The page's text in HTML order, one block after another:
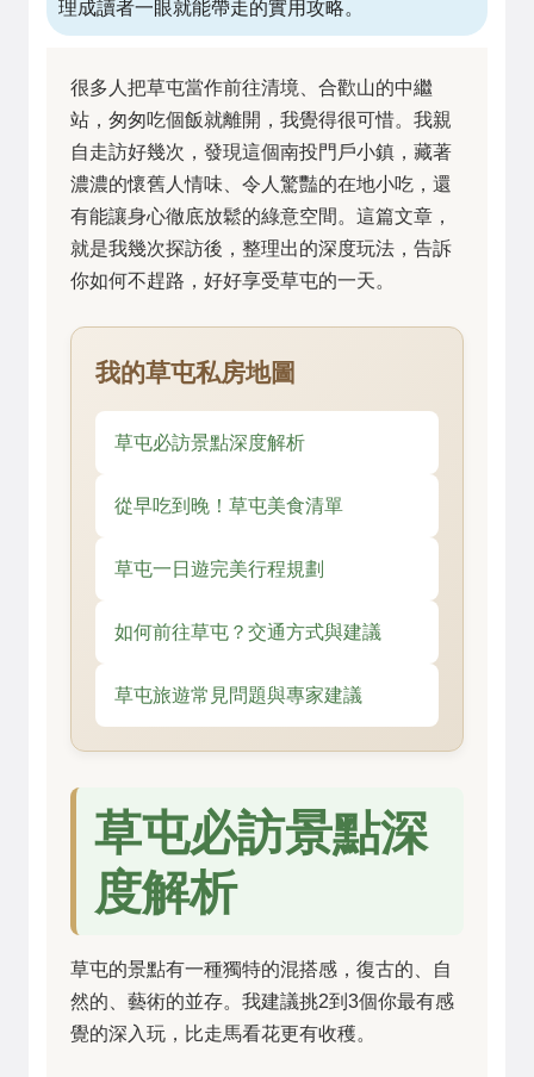
理成讀者一眼就能帶走的實用攻略。
很多人把草屯當作前往清境、合歡山的中繼
站，匆匆吃個飯就離開，我覺得很可惜。我親
自走訪好幾次，發現這個南投門戶小鎮，藏著
濃濃的懷舊人情味、令人驚豔的在地小吃，還
有能讓身心徹底放鬆的綠意空間。這篇文章，
就是我幾次探訪後，整理出的深度玩法，告訴
你如何不趕路，好好享受草屯的一天。
我的草屯私房地圖
草屯必訪景點深度解析
從早吃到晚！草屯美食清單
草屯一日遊完美行程規劃
如何前往草屯？交通方式與建議
草屯旅遊常見問題與專家建議
草屯必訪景點深
度解析
草屯的景點有一種獨特的混搭感，復古的、自
然的、藝術的並存。我建議挑2到3個你最有感
覺的深入玩，比走馬看花更有收穫。